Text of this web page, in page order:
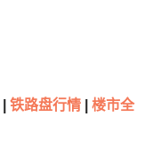
铁路盘行情|
楼市全